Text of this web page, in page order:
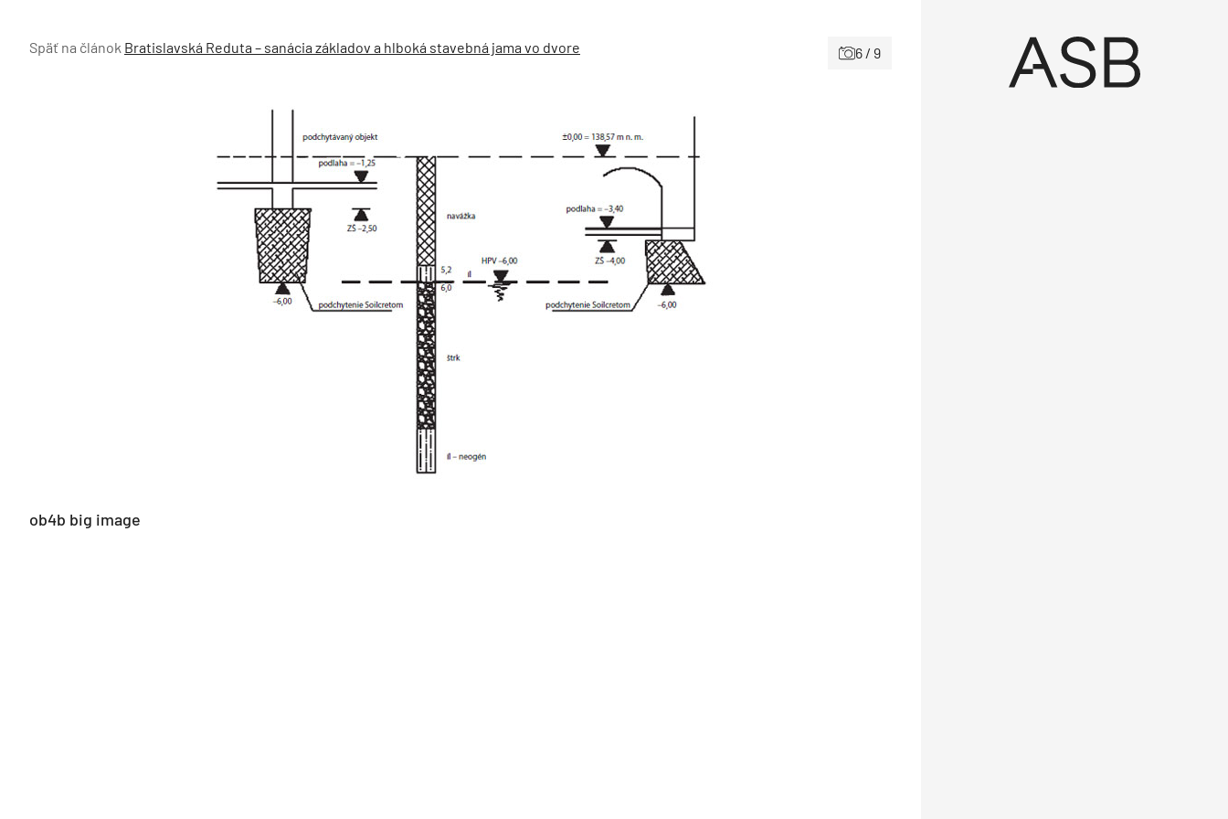
Späť na článok Bratislavská Reduta – sanácia základov a hlboká stavebná jama vo dvore 6 / 9
ob4b big image